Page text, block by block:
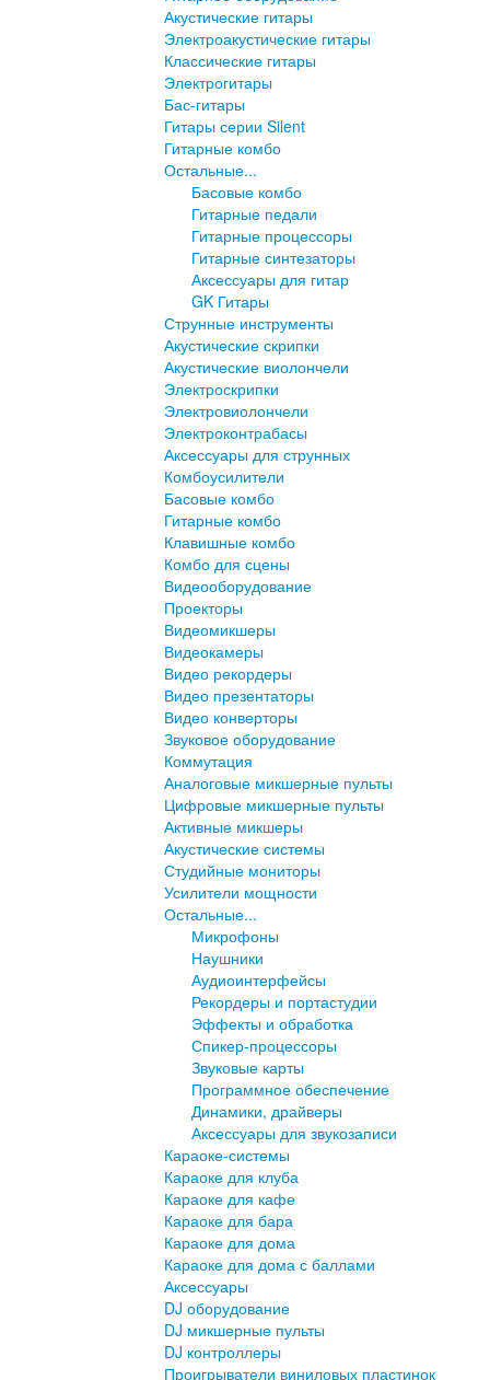
Акустические гитары
Электроакустические гитары
Классические гитары
Электрогитары
Бас-гитары
Гитары серии Silent
Гитарные комбо
Остальные...
Басовые комбо
Гитарные педали
Гитарные процессоры
Гитарные синтезаторы
Аксессуары для гитар
GK Гитары
Струнные инструменты
Акустические скрипки
Акустические виолончели
Электроскрипки
Электровиолончели
Электроконтрабасы
Аксессуары для струнных
Комбоусилители
Басовые комбо
Гитарные комбо
Клавишные комбо
Комбо для сцены
Видеооборудование
Проекторы
Видеомикшеры
Видеокамеры
Видео рекордеры
Видео презентаторы
Видео конверторы
Звуковое оборудование
Коммутация
Аналоговые микшерные пульты
Цифровые микшерные пульты
Активные микшеры
Акустические системы
Студийные мониторы
Усилители мощности
Остальные...
Микрофоны
Наушники
Аудиоинтерфейсы
Рекордеры и портастудии
Эффекты и обработка
Спикер-процессоры
Звуковые карты
Программное обеспечение
Динамики, драйверы
Аксессуары для звукозаписи
Караоке-системы
Караоке для клуба
Караоке для кафе
Караоке для бара
Караоке для дома
Караоке для дома с баллами
Аксессуары
DJ оборудование
DJ микшерные пульты
DJ контроллеры
Проигрыватели виниловых пластинок